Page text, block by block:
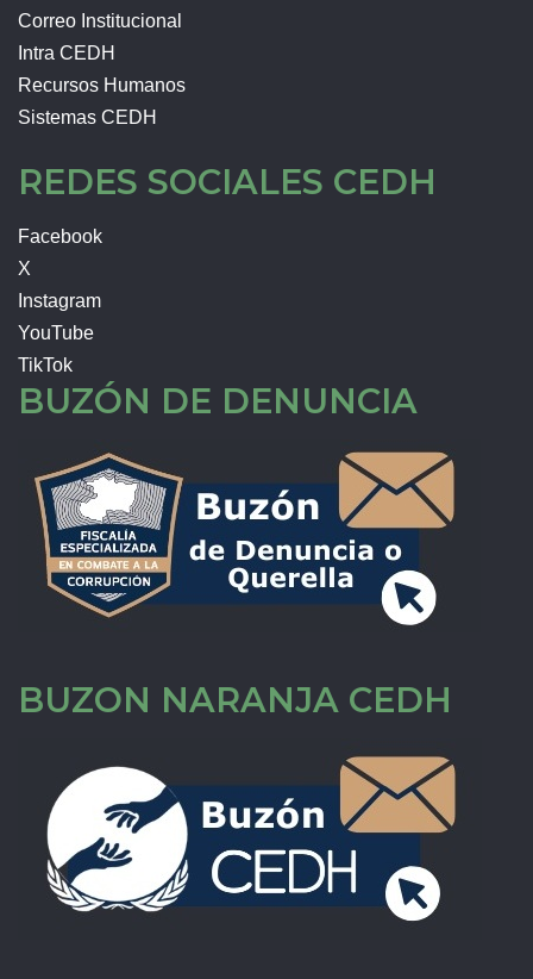
Correo Institucional
Intra CEDH
Recursos Humanos
Sistemas CEDH
REDES SOCIALES CEDH
Facebook
X
Instagram
YouTube
TikTok
BUZÓN DE DENUNCIA
BUZON NARANJA CEDH